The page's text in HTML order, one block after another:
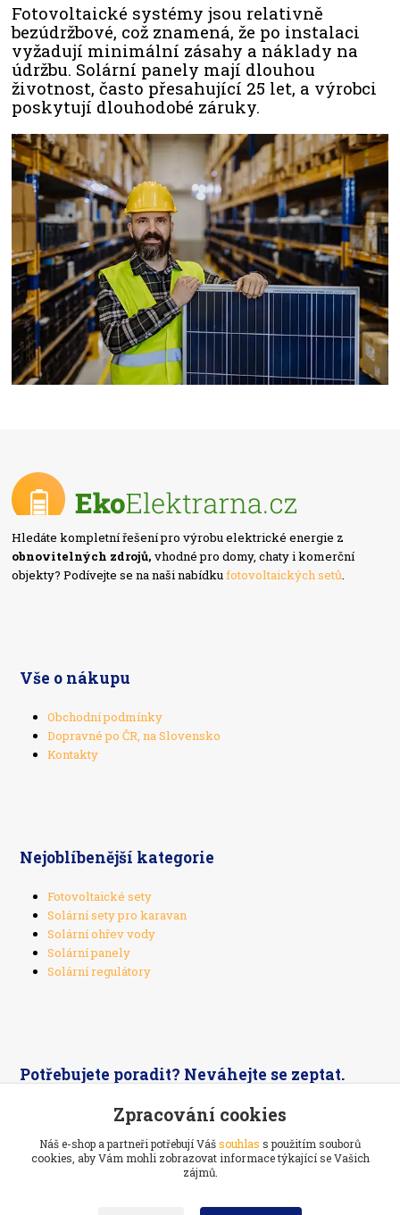
Fotovoltaické systémy jsou relativně
bezúdržbové, což znamená, že po instalaci
vyžadují minimální zásahy a náklady na
údržbu. Solární panely mají dlouhou
životnost, často přesahující 25 let, a výrobci
poskytují dlouhodobé záruky.
Hledáte kompletní řešení pro výrobu elektrické energie z
obnovitelných zdrojů, vhodné pro domy, chaty i komerční
objekty? Podívejte se na naši nabídkufotovoltaických setů.
Vše o nákupu
Obchodní podmínky
Dopravné po ČR, na Slovensko
Kontakty
Nejoblíbenější kategorie
Fotovoltaické sety
Solární sety pro karavan
Solární ohřev vody
Solární panely
Solární regulátory
Potřebujete poradit? Neváhejte se zeptat.
+420 603 526 269
Zpracování cookies
Náš e-shop a partneři potřebují Vášsouhlas s použitím souborů
cookies, aby Vám mohli zobrazovat informace týkající se Vašich
zájmů.